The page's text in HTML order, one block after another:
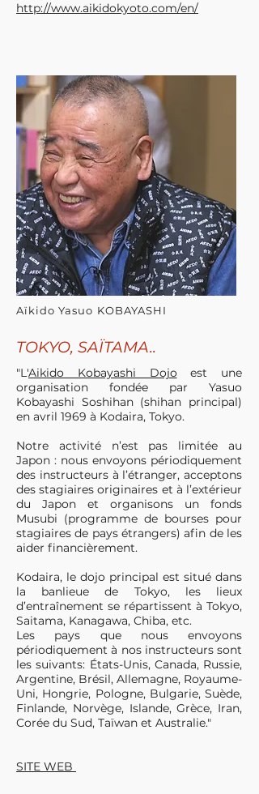
http://www.aikidokyoto.com/en/
Aïkido Yasuo KOBAYASHI
TOKYO, SAÏTAMA..
"L'Aikido Kobayashi Dojoest une
organisation fondée par Yasuo
Kobayashi Soshihan (shihan principal)
en avril 1969 à Kodaira, Tokyo.
Notre activité n’est pas limitée au
Japon : nous envoyons périodiquement
des instructeurs à l’étranger, acceptons
des stagiaires originaires et à l’extérieur
du Japon et organisons un fonds
Musubi (programme de bourses pour
stagiaires de pays étrangers) afin de les
aider financièrement.
Kodaira, le dojo principal est situé dans
la banlieue de Tokyo, les lieux
d’entraînement se répartissent à Tokyo,
Saitama, Kanagawa, Chiba, etc.
Les pays que nous envoyons
périodiquement à nos instructeurs sont
les suivants: États-Unis, Canada, Russie,
Argentine, Brésil, Allemagne, Royaume-
Uni, Hongrie, Pologne, Bulgarie, Suède,
Finlande, Norvège, Islande, Grèce, Iran,
Corée du Sud, Taïwan et Australie."
SITE WEB